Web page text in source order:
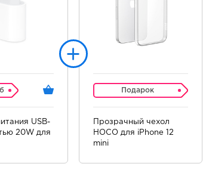
USB-
20W для
Подарок
Прозрачный чехол
HOCO для iPhone 12
mini